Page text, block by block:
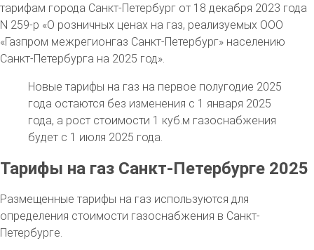
тарифам города Санкт-Петербург от 18 декабря 2023 года
N 259-р «О розничных ценах на газ, реализуемых ООО
«Газпром межрегионгаз Санкт-Петербург» населению
Санкт-Петербурга на 2025 год».
Новые тарифы на газ на первое полугодие 2025
года остаются без изменения с 1 января 2025
года, а рост стоимости 1 куб.м газоснабжения
будет с 1 июля 2025 года.
Тарифы на газ Санкт-Петербурге 2025
Размещенные тарифы на газ используются для
определения стоимости газоснабжения в Санкт-
Петербурге.